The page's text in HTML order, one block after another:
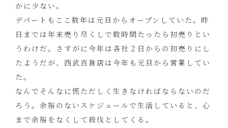
かに少ない。
デパートもここ数年は元旦からオープンしていた。昨
日までは年末売り尽くしで数時間たったら初売りとい
うわけだ。さすがに今年は各社２日からの初売りにし
たようだが、西武百貨店は今年も元旦から営業してい
た。
なんでそんなに慌ただしく生きなければならないのだ
ろう。余裕のないスケジュールで生活していると、心
まで余裕をなくして殺伐としてくる。